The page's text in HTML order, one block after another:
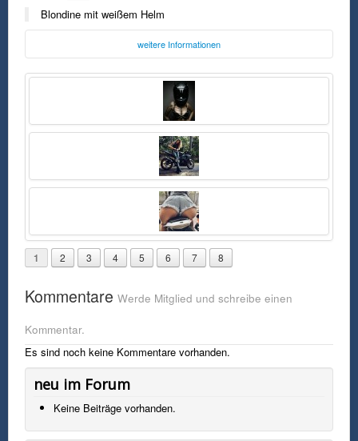
Blondine mit weißem Helm
weitere Informationen
Foto:Unbekannt
Sonntag, 15. April 2018 01:24 Uhr
1 2 3 4 5 6 7 8
Kommentare Werde Mitglied und schreibe einen
Kommentar.
Es sind noch keine Kommentare vorhanden.
neu im Forum
Keine Beiträge vorhanden.